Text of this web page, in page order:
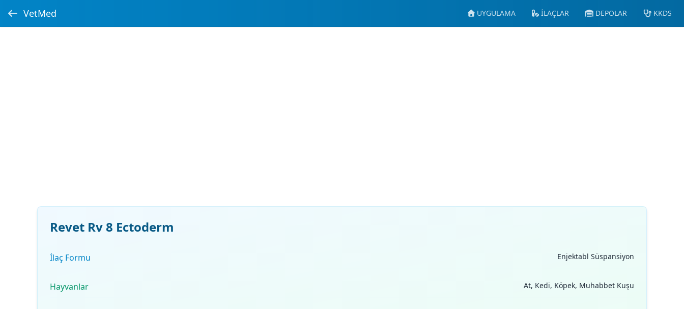
VetMed UYGULAMA İLAÇLAR DEPOLAR KKDS
Revet Rv 8 Ectoderm
İlaç Formu Enjektabl Süspansiyon
Hayvanlar At, Kedi, Köpek, Muhabbet Kuşu